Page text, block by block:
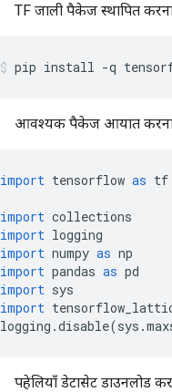
TF जाली पैकेज स्थापित
pip install -q
आवश्यक पैकेज आयात
import tensorflow as tf
import collections
import logging
import numpy as np
import pandas as pd
import sys
import
logging .disable(sys .
पहेलियाँ डेटासेट डाउनलोड